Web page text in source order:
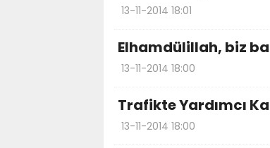
13-11-2014 18:01
Elhamdülillah, biz
13-11-2014 18:00
Trafikte Yardımcı
13-11-2014 18:00